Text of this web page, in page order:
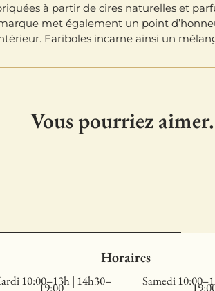
à partir de cires naturelles et
met également un point
Fariboles incarne ainsi un
Vous pourriez
Horaires
10:00–13h | 14h30–
19:00 Samedi